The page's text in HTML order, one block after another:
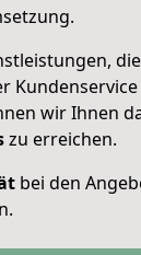
wir Ihnen
zu erreichen.
bei den